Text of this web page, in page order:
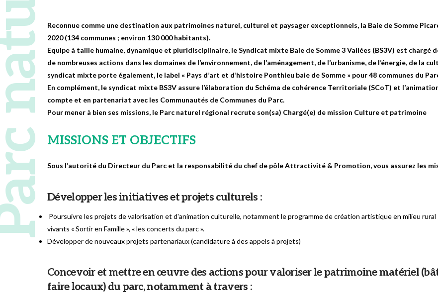
Reconnue comme une destination aux patrimoines naturel, culturel et paysager exceptionnels, la Baie de Somme
2020 (134 communes ; environ 130 000 habitants).
Equipe à taille humaine, dynamique et pluridisciplinaire, le Syndicat mixte Baie de Somme 3 Vallées (BS3V) est chargé
de nombreuses actions dans les domaines de l’environnement, de l’aménagement, de l’urbanisme, de l’énergie, de la
syndicat mixte porte également, le label « Pays d’art et d’histoire Ponthieu baie de Somme » pour 48 communes du
En complément, le syndicat mixte BS3V assure l’élaboration du Schéma de cohérence Territoriale (SCoT) et
compte et en partenariat avec les Communautés de Communes du Parc.
Pour mener à bien ses missions, le Parc naturel régional recrute son(sa) Chargé(e) de mission Culture et patrimoine
MISSIONS ET OBJECTIFS
Sous l’autorité du Directeur du Parc et la responsabilité du chef de pôle Attractivité & Promotion, vous assurez les
Développer les initiatives et projets culturels :
Poursuivre les projets de valorisation et d'animation culturelle, notamment le programme de création artistique en milieu rural
vivants « Sortir en Famille », « les concerts du parc ».
Développer de nouveaux projets partenariaux (candidature à des appels à projets)
Concevoir et mettre en œuvre des actions pour valoriser le patrimoine matériel
faire locaux) du parc, notamment à travers :